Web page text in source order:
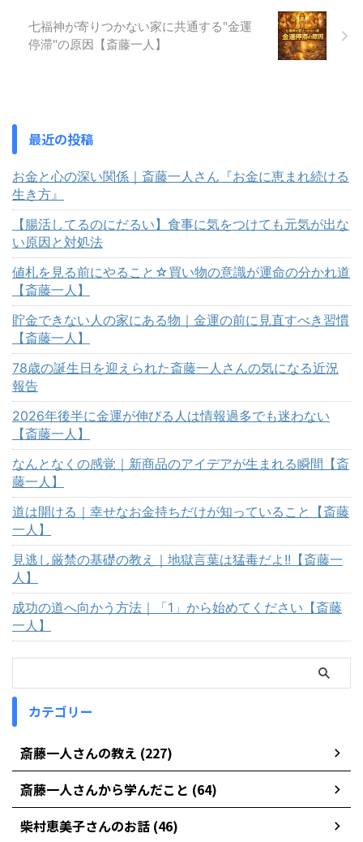
七福神が寄りつかない家に共通する"金運
停滞"の原因【斎藤一人】
最近の投稿
お金と心の深い関係｜斎藤一人さん『お金に恵まれ続ける
生き方』
【腸活してるのにだるい】食事に気をつけても元気が出な
い原因と対処法
値札を見る前にやること☆買い物の意識が運命の分かれ道
【斎藤一人】
貯金できない人の家にある物｜金運の前に見直すべき習慣
【斎藤一人】
78歳の誕生日を迎えられた斎藤一人さんの気になる近況
報告
2026年後半に金運が伸びる人は情報過多でも迷わない
【斎藤一人】
なんとなくの感覚｜新商品のアイデアが生まれる瞬間【斎
藤一人】
道は開ける｜幸せなお金持ちだけが知っていること【斎藤
一人】
見逃し厳禁の基礎の教え｜地獄言葉は猛毒だよ!!【斎藤一
人】
成功の道へ向かう方法｜「1」から始めてください【斎藤
一人】
カテゴリー
斎藤一人さんの教え (227)
斎藤一人さんから学んだこと (64)
柴村恵美子さんのお話 (46)